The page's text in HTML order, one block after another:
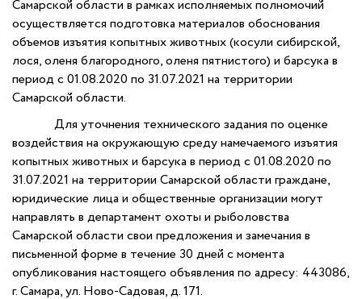
Самарской области в рамках исполняемых полномочий
осуществляется подготовка материалов обоснования
объемов изъятия копытных животных (косули сибирской,
лося, оленя благородного, оленя пятнистого) и барсука в
период с 01.08.2020 по 31.07.2021 на территории
Самарской области.
Для уточнения технического задания по оценке
воздействия на окружающую среду намечаемого изъятия
копытных животных и барсука в период с 01.08.2020 по
31.07.2021 на территории Самарской области граждане,
юридические лица и общественные организации могут
направлять в департамент охоты и рыболовства
Самарской области свои предложения и замечания в
письменной форме в течение 30 дней с момента
опубликования настоящего объявления по адресу: 443086,
г. Самара, ул. Ново-Садовая, д. 171.